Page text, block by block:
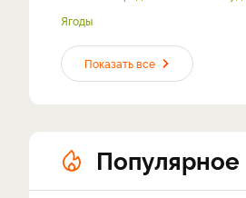
Ягоды
Показать все
Популярное